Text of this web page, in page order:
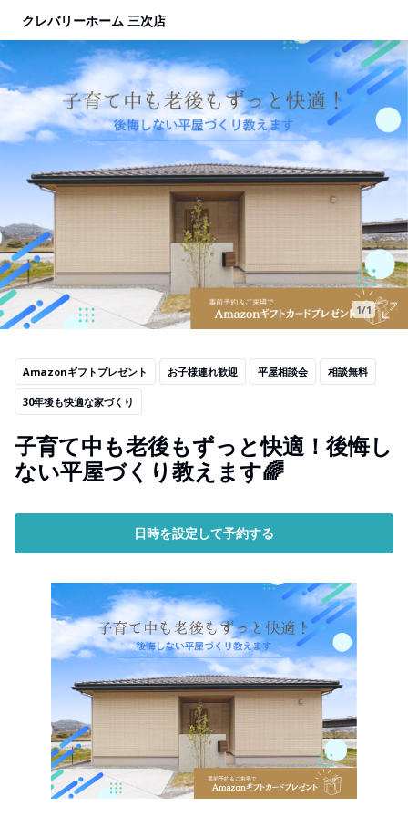
クレバリーホーム 三次店
1/1
Amazonギフトプレゼント お子様連れ歓迎 平屋相談会 相談無料
30年後も快適な家づくり
子育て中も老後もずっと快適！後悔し
ない平屋づくり教えます🌈
日時を設定して予約する